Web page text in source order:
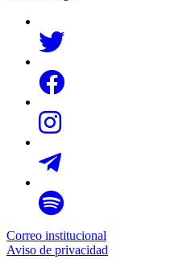
Correo institucional
Aviso de privacidad